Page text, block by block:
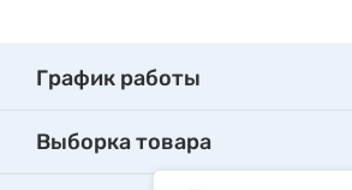
График работы
Выборка товара